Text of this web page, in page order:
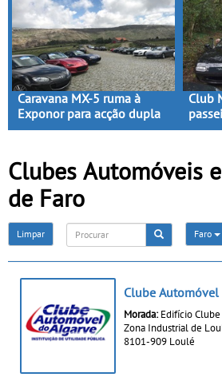
Caravana MX-5 ruma à
Exponor para acção dupla
Club
Clubes Automóveis
de Faro
Limpar Faro
Clube
Morada: Edifício
Zona Industrial de
8101-909 Loulé